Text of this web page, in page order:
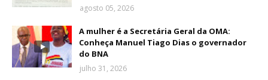
agosto 05, 2026
A mulher é a Secretária Geral da OMA:
Conheça Manuel Tiago Dias o governador
do BNA
julho 31, 2026